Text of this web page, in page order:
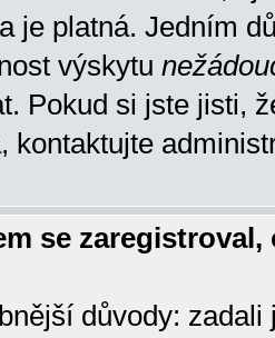
je platná. Jedním
výskytu
Pokud si jste jisti,
kontaktujte
se
důvody: